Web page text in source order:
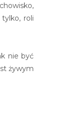
roli
nie być
żywym